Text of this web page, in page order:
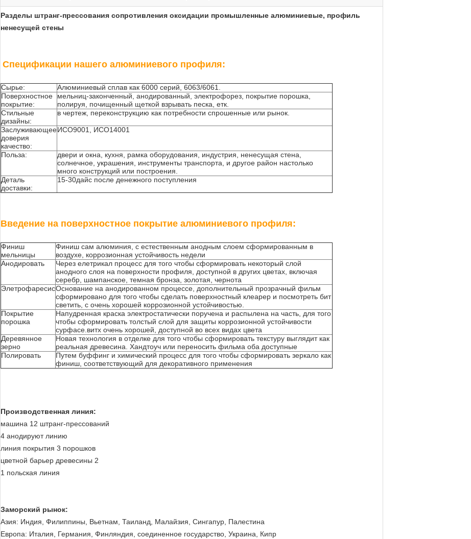
Разделы штранг-прессования сопротивления оксидации промышленные алюминиевые, профиль
ненесущей стены
Спецификации нашего алюминиевого профиля:
Сырье:
Алюминиевый сплав как 6000 серий, 6063/6061.
Поверхностное
покрытие:
мельниц-законченный, анодированный, электрофорез, покрытие порошка,
полируя, почищенный щеткой взрывать песка, етк.
Стильные
дизайны:
в чертеж, переконструкцию как потребности спрошенные или рынок.
Заслуживающее
доверия
качество:
ИСО9001, ИСО14001
Польза:
двери и окна, кухня, рамка оборудования, индустрия, ненесущая стена,
солнечное, украшения, инструменты транспорта, и другое район настолько
много конструкций или построения.
Деталь
доставки:
15-30дайс после денежного поступления
Введение на поверхностное покрытие алюминиевого профиля:
Финиш
мельницы
Финиш сам алюминия, с естественным анодным слоем сформированным в
воздухе, коррозионная устойчивость недели
Анодировать
Через елетрикал процесс для того чтобы сформировать некоторый слой
анодного слоя на поверхности профиля, доступной в других цветах, включая
серебр, шампанское, темная бронза, золотая, чернота
ЭлетрофаресисОснование на анодированном процессе, дополнительный прозрачный фильм
сформировано для того чтобы сделать поверхностный клеарер и посмотреть бит
светить, с очень хорошей коррозионной устойчивостью.
Покрытие
порошка
Напудренная краска электростатически поручена и распылена на часть, для того
чтобы сформировать толстый слой для защиты коррозионной устойчивости
сурфасе.витх очень хорошей, доступной во всех видах цвета
Деревянное
зерно
Новая технология в отделке для того чтобы сформировать текстуру выглядит как
реальная древесина. Хандтоуч или переносить фильма оба доступные
Полировать
Путем буффинг и химический процесс для того чтобы сформировать зеркало как
финиш, соответствующий для декоративного применения
Производственная линия:
машина 12 штранг-прессований
4 анодируют линию
линия покрытия 3 порошков
цветной барьер древесины 2
1 польская линия
Заморский рынок:
Азия: Индия, Филиппины, Вьетнам, Таиланд, Малайзия, Сингапур, Палестина
Европа: Италия, Германия, Финляндия, соединенное государство, Украина, Кипр